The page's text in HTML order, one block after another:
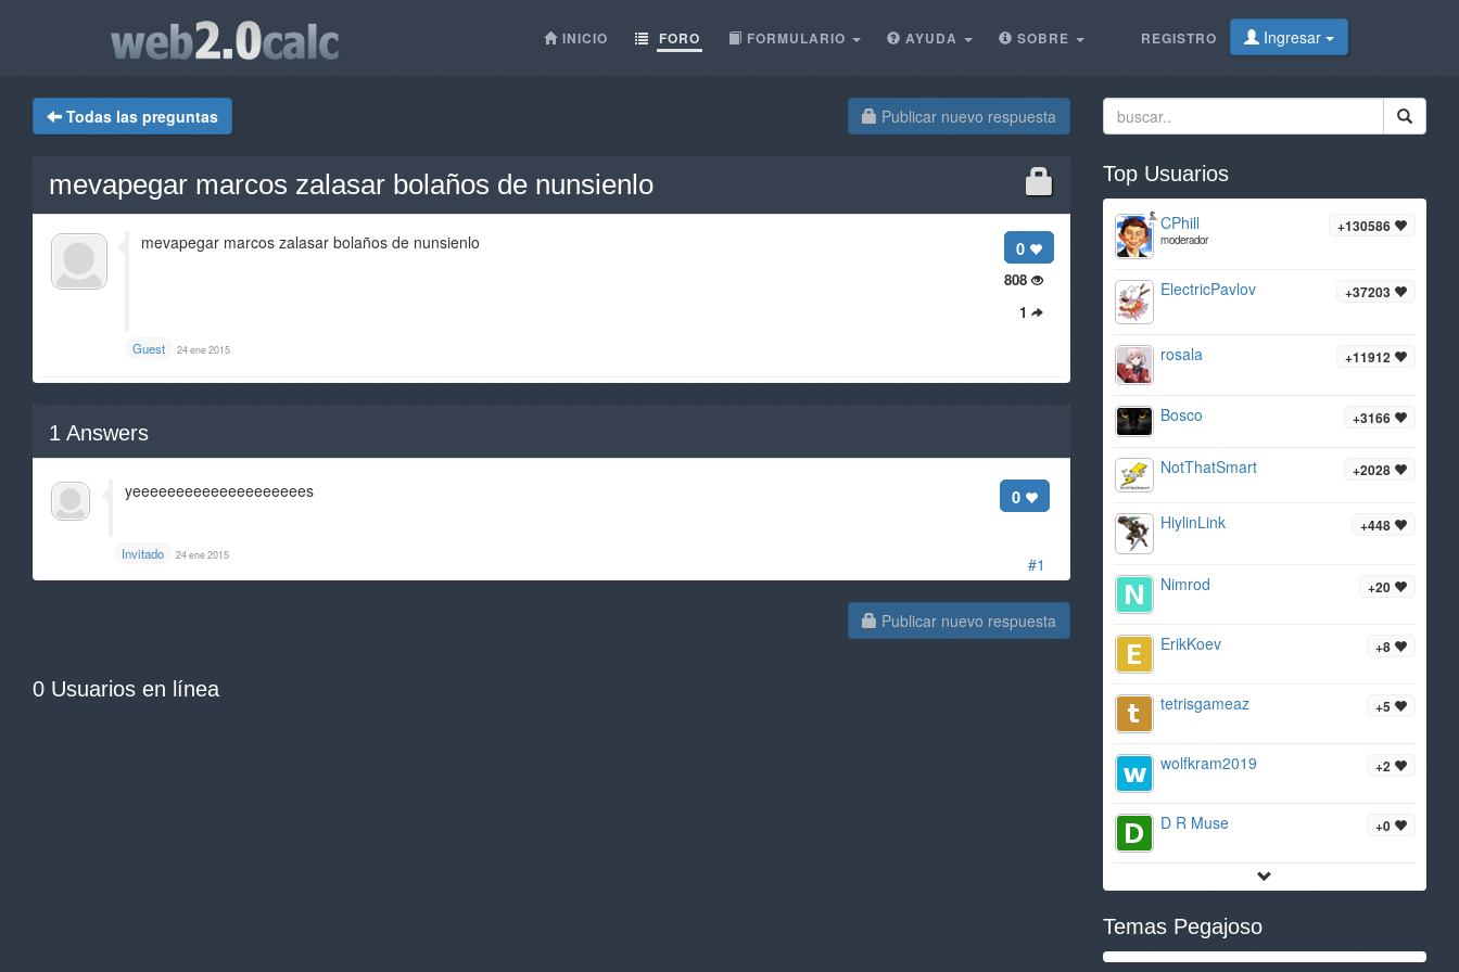
REGISTRO Ingresar
INICIO FORO FORMULARIO AYUDA SOBRE
Publicar nuevo respuesta
Todas las preguntas
mevapegar marcos zalasar bolaños de nunsienlo
0
808
1
mevapegar marcos zalasar bolaños de nunsienlo
Guest 24 ene 2015
1 Answers
#1
0
yeeeeeeeeeeeeeeeeeeees
Invitado 24 ene 2015
Publicar nuevo respuesta
0 Usuarios en línea
Top Usuarios
+130586
CPhill
moderador
+37203
ElectricPavlov
+11912
rosala
+3166
Bosco
+2028
NotThatSmart
+448
HiylinLink
+20
Nimrod
+8
ErikKoev
+5
tetrisgameaz
+2
wolfkram2019
+0
D R Muse
Temas Pegajoso